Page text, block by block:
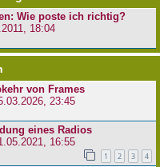
Wie poste ich richtig?
18:04
von Frames
23:45
eines Radios
16:55
1 2 3 4